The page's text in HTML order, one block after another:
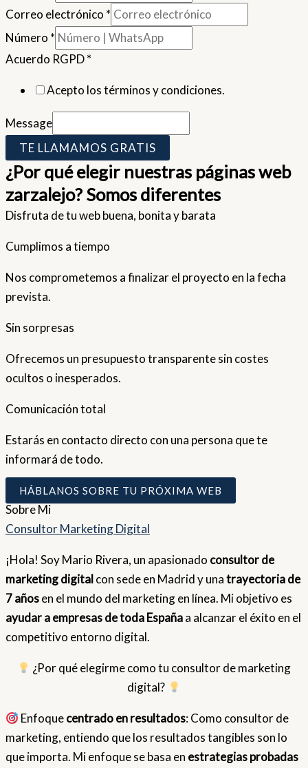
Correo electrónico *
Número *
Acuerdo RGPD*
Acepto los términos y condiciones.
Message
TE LLAMAMOS GRATIS
¿Por qué elegir nuestras páginas web
zarzalejo? Somos diferentes
Disfruta de tu web buena, bonita y barata
Cumplimos a tiempo
Nos comprometemos a finalizar el proyecto en la fecha
prevista.
Sin sorpresas
Ofrecemos un presupuesto transparente sin costes
ocultos o inesperados.
Comunicación total
Estarás en contacto directo con una persona que te
informará de todo.
HÁBLANOS SOBRE TU PRÓXIMA WEB
SobreMi
Consultor Marketing Digital
¡Hola! Soy Mario Rivera, un apasionado consultor de
marketing digital con sede en Madrid y unatrayectoria de
7 añosen el mundo del marketing en línea. Mi objetivo es
ayudar a empresas de toda Españaa alcanzar el éxito en el
competitivo entorno digital.
¿Por qué elegirme como tu consultor de marketing
digital?
Enfoquecentrado en resultados: Como consultor de
marketing, entiendo que los resultados tangibles son lo
que importa. Mi enfoque se basa en estrategias probadas